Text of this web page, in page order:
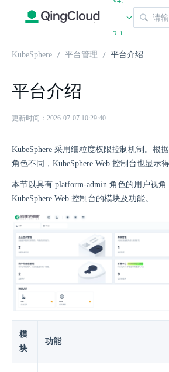
|
2.1
KubeSphere 平台管理 平台介绍
平台介绍
更新时间：2026-07-07 10:29:40
KubeSphere 采用细粒度权限控制机制。根
角色不同，KubeSphere Web 控制台也显示
本节以具有 platform-admin 角色的用户视角
KubeSphere Web 控制台的模块及功能。
模
块
功能